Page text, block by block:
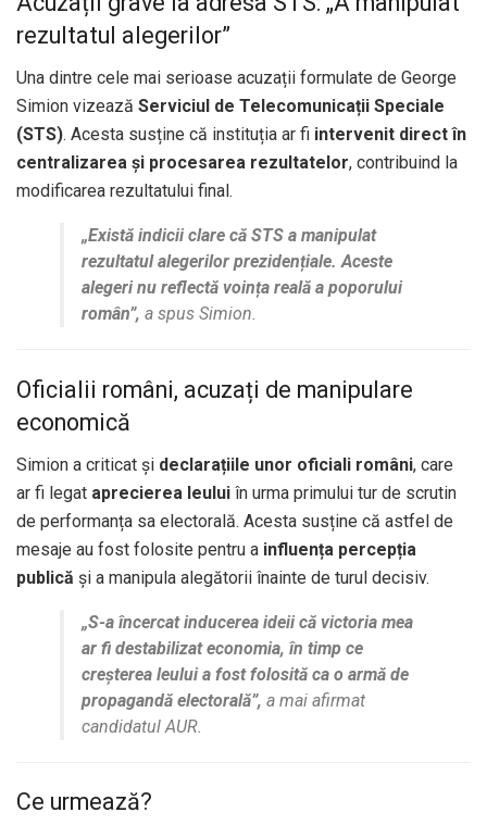
rezultatul alegerilor”
Una dintre cele mai serioase acuzații formulate de George
Simion vizează Serviciul de Telecomunicații Speciale
(STS). Acesta susține că instituția ar fi intervenit direct în
centralizarea și procesarea rezultatelor, contribuind la
modificarea rezultatului final.
„Există indicii clare că STS a manipulat
rezultatul alegerilor prezidențiale. Aceste
alegeri nu reflectă voința reală a poporului
român”, a spus Simion.
Oficialii români, acuzați de manipulare
economică
Simion a criticat și declarațiile unor oficiali români, care
ar fi legat aprecierea leului în urma primului tur de scrutin
de performanța sa electorală. Acesta susține că astfel de
mesaje au fost folosite pentru a influența percepția
publică și a manipula alegătorii înainte de turul decisiv.
„S-a încercat inducerea ideii că victoria mea
ar fi destabilizat economia, în timp ce
creșterea leului a fost folosită ca o armă de
propagandă electorală”, a mai afirmat
candidatul AUR.
Ce urmează?